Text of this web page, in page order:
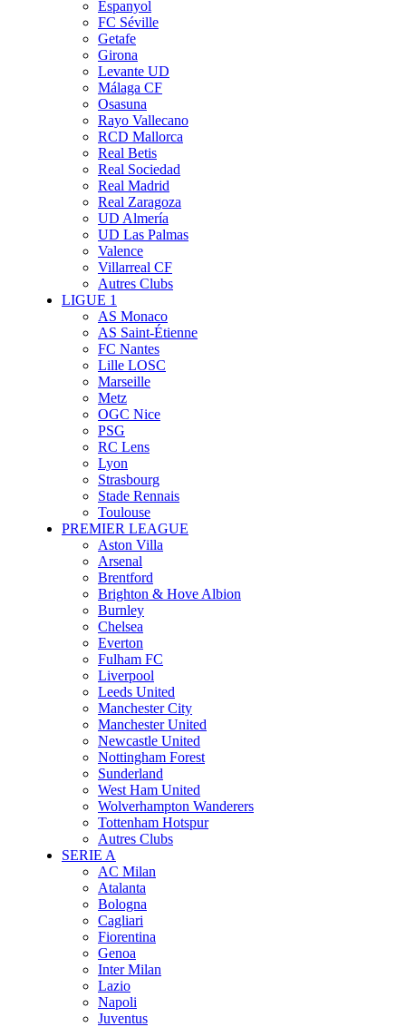
Espanyol
FC Séville
Getafe
Girona
Levante UD
Málaga CF
Osasuna
Rayo Vallecano
RCD Mallorca
Real Betis
Real Sociedad
Real Madrid
Real Zaragoza
UD Almería
UD Las Palmas
Valence
Villarreal CF
Autres Clubs
LIGUE 1
AS Monaco
AS Saint-Étienne
FC Nantes
Lille LOSC
Marseille
Metz
OGC Nice
PSG
RC Lens
Lyon
Strasbourg
Stade Rennais
Toulouse
PREMIER LEAGUE
Aston Villa
Arsenal
Brentford
Brighton & Hove Albion
Burnley
Chelsea
Everton
Fulham FC
Liverpool
Leeds United
Manchester City
Manchester United
Newcastle United
Nottingham Forest
Sunderland
West Ham United
Wolverhampton Wanderers
Tottenham Hotspur
Autres Clubs
SERIE A
AC Milan
Atalanta
Bologna
Cagliari
Fiorentina
Genoa
Inter Milan
Lazio
Napoli
Juventus